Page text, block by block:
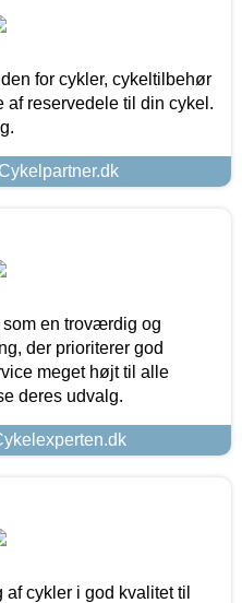
for cykler, cykeltilbehør
af reservedele til din cykel.
en troværdig og
der prioriterer god
meget højt til alle
deres udvalg.
cykler i god kvalitet til